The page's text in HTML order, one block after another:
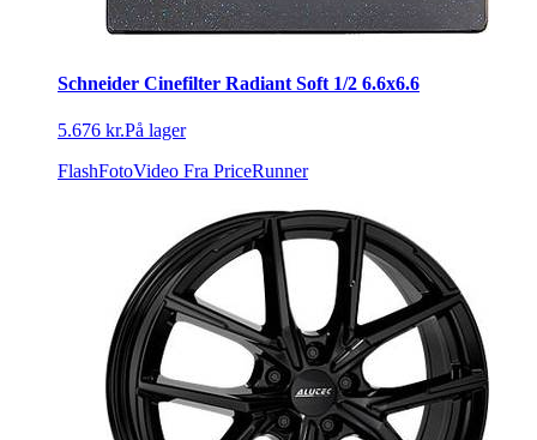
Schneider Cinefilter Radiant Soft 1/2 6.6x6.6
5.676 kr.På lager
FlashFotoVideo Fra PriceRunner